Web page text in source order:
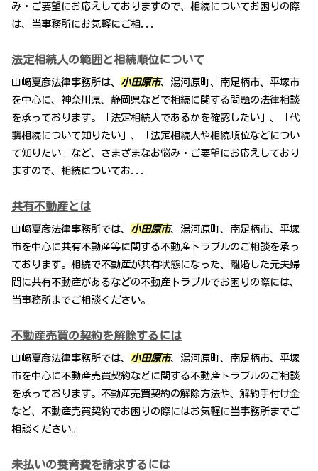
み・ご要望にお応えしておりますので、相続についてお困りの際
は、当事務所にお気軽にご相...
法定相続人の範囲と相続順位について
山﨑夏彦法律事務所は、 小田原市、湯河原町、南足柄市、平塚市
を中心に、神奈川県、静岡県などで相続に関する問題の法律相談
を承っております。「法定相続人であるかを確認したい」、「代
襲相続について知りたい」、「法定相続人や相続順位などについ
て知りたい」など、さまざまなお悩み・ご要望にお応えしており
ますので、相続についてお...
共有不動産とは
山﨑夏彦法律事務所では、 小田原市、湯河原町、南足柄市、平塚
市を中心に共有不動産等に関する不動産トラブルのご相談を承っ
ております。相続で不動産が共有状態になった、離婚した元夫婦
間に共有不動産があるなどの不動産トラブルでお困りの際には、
当事務所までご相談ください。
不動産売買の契約を解除するには
山﨑夏彦法律事務所では、 小田原市、湯河原町、南足柄市、平塚
市を中心に不動産売買契約などに関する不動産トラブルのご相談
を承っております。不動産売買契約の解除方法や、解約手付け金
など、不動産売買契約でお困りの際にはお気軽に当事務所までご
相談ください。
未払いの養育費を請求するには